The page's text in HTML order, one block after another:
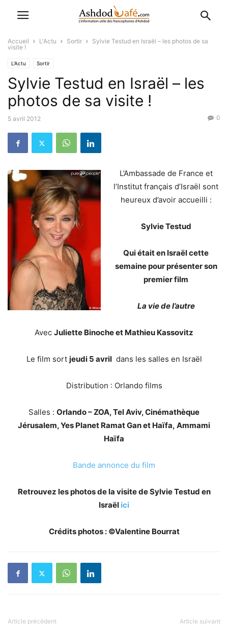
Accueil L'Actu Sortir
Sylvie Testud en Israël – les photos de sa
visite !
L'Actu Sortir
Sylvie Testud en Israël – les
photos de sa visite !
5 avril 2012 0
L’Ambassade de France et
l’Institut français d’Israël sont
heureux d’avoir accueilli :
Sylvie Testud
Qui était en Israël cette
semaine pour présenter son
premier film
La vie de l’autre
Avec Juliette Binoche et Mathieu Kassovitz
Le film sort jeudi 5 avrildans les salles en Israël
Distribution : Orlando films
Salles : Orlando – ZOA, Tel Aviv, Cinémathèque
Jérusalem, Yes Planet Ramat Gan et Haïfa, Ammami
Haïfa
Bande annonce du film
Retrouvez les photos de la visite de Sylvie Testud en
Israël ici
Crédits photos : ©Valentine Bourrat
Article précédent Article suivant